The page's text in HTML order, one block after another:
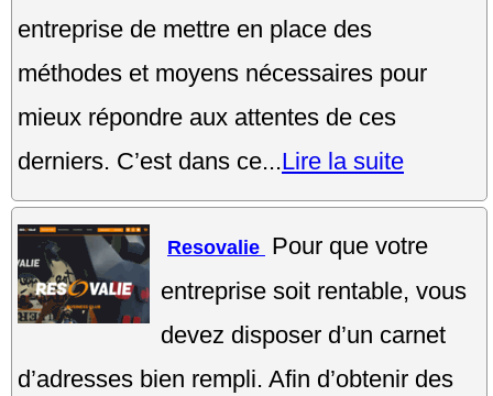
entreprise de mettre en place des
méthodes et moyens nécessaires pour
mieux répondre aux attentes de ces
derniers. C’est dans ce...Lire la suite
Resovalie Pour que votre
entreprise soit rentable, vous
devez disposer d’un carnet
d’adresses bien rempli. Afin d’obtenir des